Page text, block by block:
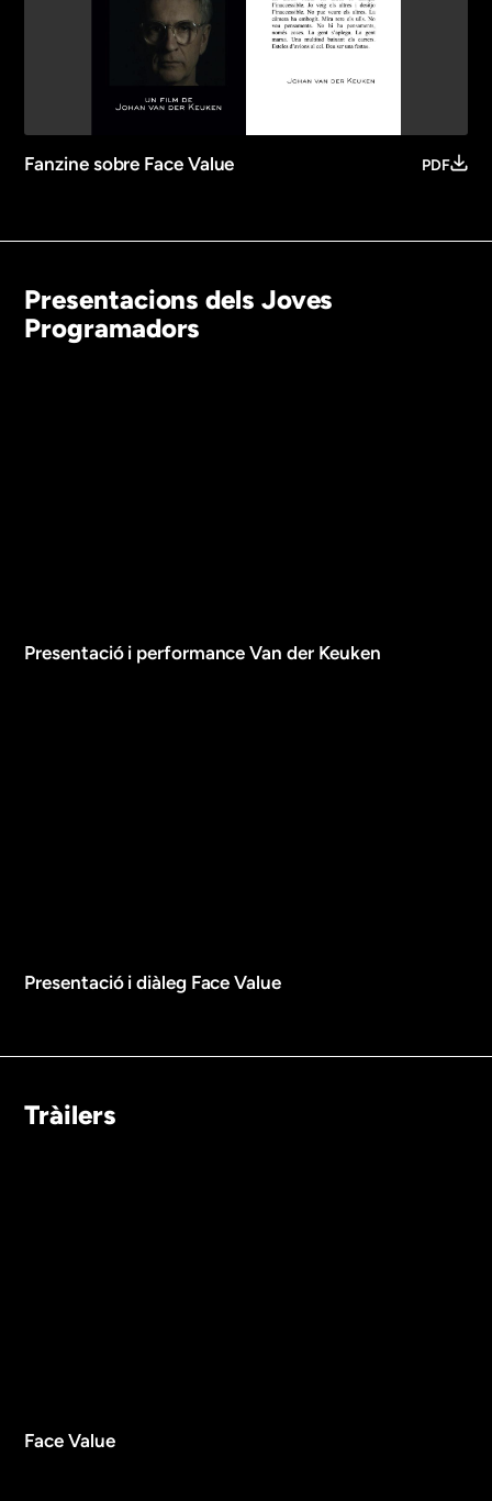
Fanzine sobre Face Value PDF
Presentacions dels Joves
Programadors
Presentació i performance Van der Keuken
Presentació i diàleg Face Value
Tràilers
Face Value